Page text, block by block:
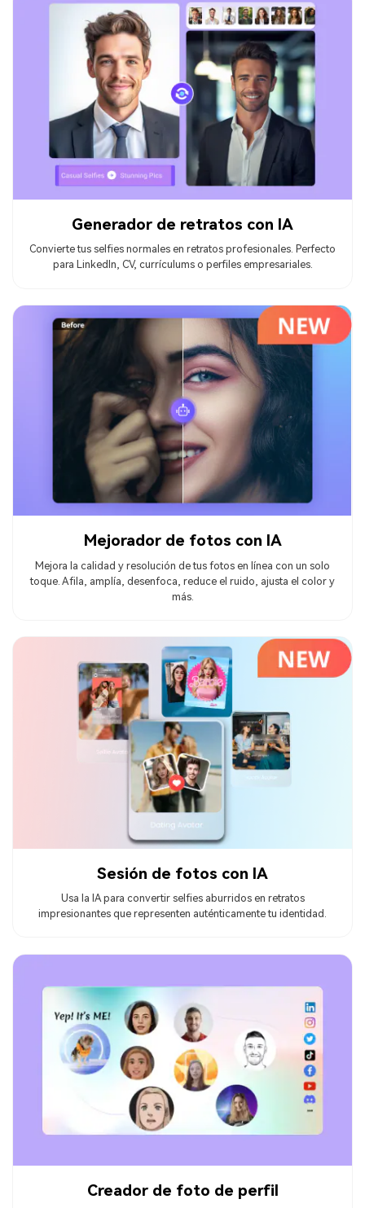
Generador de retratos con IA
Convierte tus selfies normales en retratos profesionales. Perfecto
para LinkedIn, CV, currículums o perfiles empresariales.
Mejorador de fotos con IA
Mejora la calidad y resolución de tus fotos en línea con un solo
toque. Afila, amplía, desenfoca, reduce el ruido, ajusta el color y
más.
Sesión de fotos con IA
Usa la IA para convertir selfies aburridos en retratos
impresionantes que representen auténticamente tu identidad.
Creador de foto de perfil